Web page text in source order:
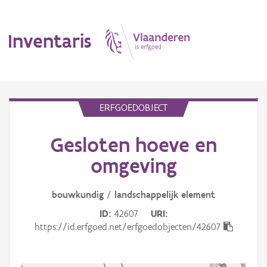
Inventaris
Erfgoedobject
Waarneming
ERFGOEDOBJECT
Gesloten hoeve en
omgeving
bouwkundig / landschappelijk element
ID 42607
URI
https://id.erfgoed.net/erfgoedobjecten/42607